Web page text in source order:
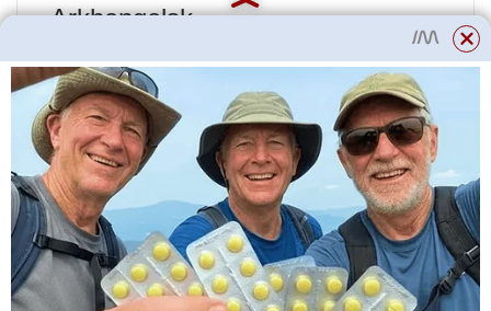
Arkhangelsk
Barnaul
Vladivostok
Volgograd
Voroněž
Jekatěrinburg
Iževsk
Irkutsk